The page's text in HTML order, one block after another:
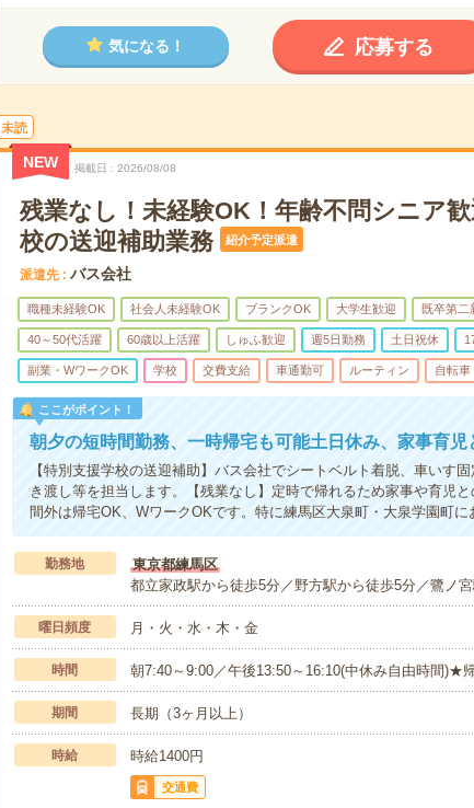
気になる！ 応募する
未読
NEW 掲載日 2026/08/08
残業なし！未経験OK！年齢不問シニア
校の送迎補助業務
紹介予定派遣
派遣先 バス会社
職種未経験OK 社会人未経験OK ブランクOK 大学生歓迎 既卒第二
40～50代活躍 60歳以上活躍 しゅふ歓迎 週5日勤務 土日祝休
副業・WワークOK 学校 交費支給 車通勤可 ルーティン 自転車
ここがポイント！
朝夕の短時間勤務、一時帰宅も可能土日休み、家事育児
【特別支援学校の送迎補助】バス会社でシートベルト着脱、車いす
き渡し等を担当します。【残業なし】定時で帰れるため家事や育児
間外は帰宅OK、WワークOKです。特に練馬区大泉町・大泉学園町に
勤務地
東京都練馬区
都立家政駅から徒歩5分／野方駅から徒歩5分／鷺ノ
曜日頻度 月・火・水・木・金
時間 朝7:40～9:00／午後13:50～16:10(中休み自由時間)★
期間 長期（3ヶ月以上）
時給 時給1400円
交通費